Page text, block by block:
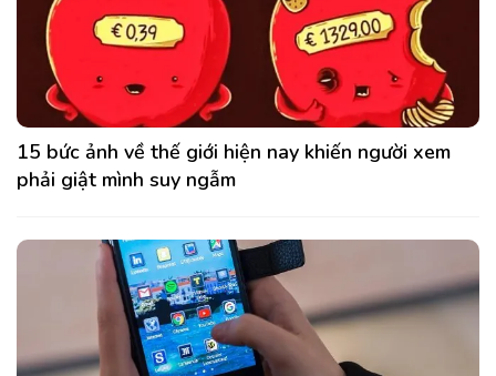
15 bức ảnh về thế giới hiện nay khiến người xem
phải giật mình suy ngẫm